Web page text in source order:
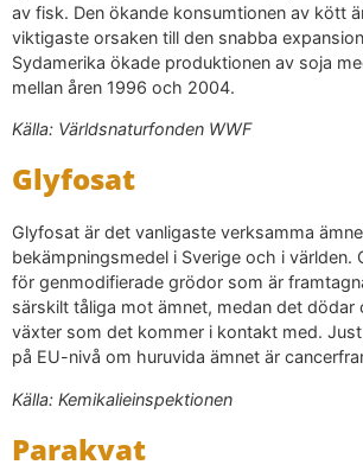
av fisk. Den ökande konsumtionen av kött
viktigaste orsaken till den snabba
Sydamerika ökade produktionen av soja
mellan åren 1996 och 2004.
Källa: Världsnaturfonden WWF
Glyfosat
Glyfosat är det vanligaste verksamma
bekämpningsmedel i Sverige och i världen.
för genmodifierade grödor som är
särskilt tåliga mot ämnet, medan det dödar
växter som det kommer i kontakt med.
på EU-nivå om huruvida ämnet är
Källa: Kemikalieinspektionen
Parakvat